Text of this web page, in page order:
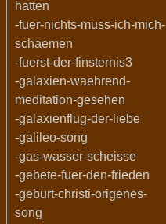
hatten
-fuer-nichts-muss-ich-mich-
schaemen
-fuerst-der-finsternis3
-galaxien-waehrend-
meditation-gesehen
-galaxienflug-der-liebe
-galileo-song
-gas-wasser-scheisse
-gebete-fuer-den-frieden
-geburt-christi-origenes-
song